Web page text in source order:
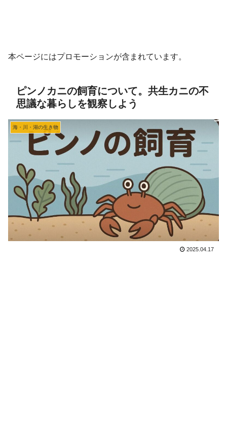
本ページにはプロモーションが含まれています。
ピンノカニの飼育について。共生カニの不
思議な暮らしを観察しよう
海・川・湖の生き物
2025.04.17